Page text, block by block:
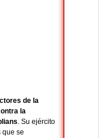
de la
la
. Su ejército
que se